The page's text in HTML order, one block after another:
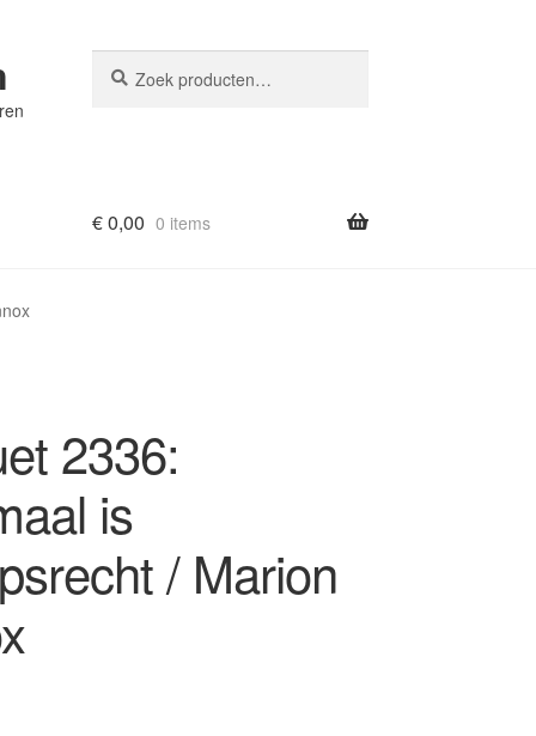
naar:
€0,00 0 items
2336:
is
/ Marion